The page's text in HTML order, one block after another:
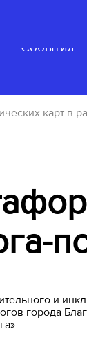
События
карт в
и
города